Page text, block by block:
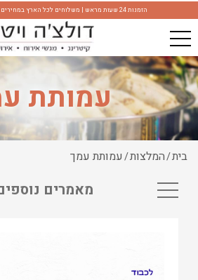
הזמנות 24 שעות מראש | משלוחים לכל הארץ במחירים משתנים בתיאום טלפוני
עמותת
בית/המלצות/עמותת עמך
מאמרים